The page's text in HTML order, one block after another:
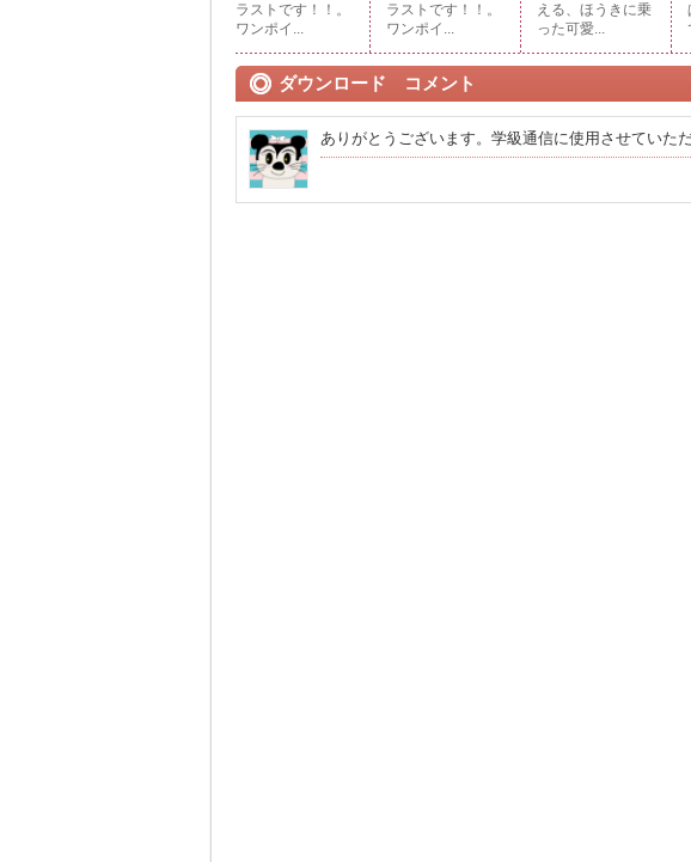
ラストです！！。
ワンポイ...
ラストです！！。
ワンポイ...
える、ほうきに乗
った可愛...
ダウンロード コメント
ありがとうございます。学級通信に使用させていただ